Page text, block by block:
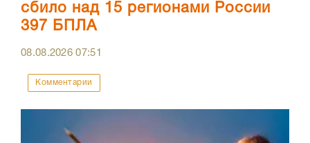
сбило над 15 регионами России
397 БПЛА
08.08.202607:51
Комментарии